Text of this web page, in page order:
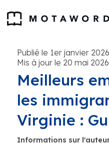
Publié le 1er janvier 2026
Mis à jour le 20 mai 2026
Meilleurs
les
Virginie :
Informations sur